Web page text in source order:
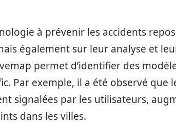
à prévenir les accidents
également sur leur analyse et
permet d’identifier des
Par exemple, il a été observé que
signalées par les utilisateurs,
dans les villes.